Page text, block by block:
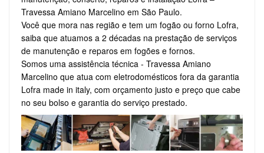
Travessa Amiano Marcelino em São Paulo.
Você que mora nas região e tem um fogão ou forno Lofra,
saiba que atuamos a 2 décadas na prestação de serviços
de manutenção e reparos em fogões e fornos.
Somos uma assistência técnica - Travessa Amiano
Marcelino que atua com eletrodomésticos fora da garantia
Lofra made in italy, com orçamento justo e preço que cabe
no seu bolso e garantia do serviço prestado.